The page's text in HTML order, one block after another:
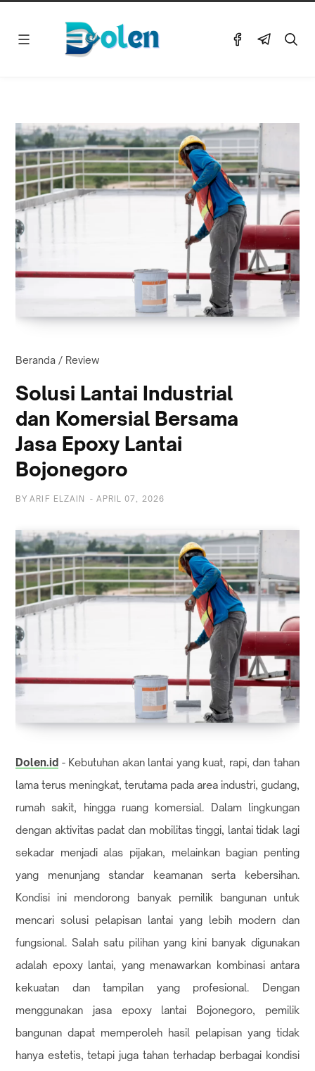
Beranda / Review
Solusi Lantai Industrial
dan Komersial Bersama
Jasa Epoxy Lantai
Bojonegoro
BY ARIF ELZAIN - APRIL 07, 2026
Dolen.id - Kebutuhan akan lantai yang kuat, rapi, dan tahan
lama terus meningkat, terutama pada area industri, gudang,
rumah sakit, hingga ruang komersial. Dalam lingkungan
dengan aktivitas padat dan mobilitas tinggi, lantai tidak lagi
sekadar menjadi alas pijakan, melainkan bagian penting
yang menunjang standar keamanan serta kebersihan.
Kondisi ini mendorong banyak pemilik bangunan untuk
mencari solusi pelapisan lantai yang lebih modern dan
fungsional. Salah satu pilihan yang kini banyak digunakan
adalah epoxy lantai, yang menawarkan kombinasi antara
kekuatan dan tampilan yang profesional. Dengan
menggunakan jasa epoxy lantai Bojonegoro, pemilik
bangunan dapat memperoleh hasil pelapisan yang tidak
hanya estetis, tetapi juga tahan terhadap berbagai kondisi